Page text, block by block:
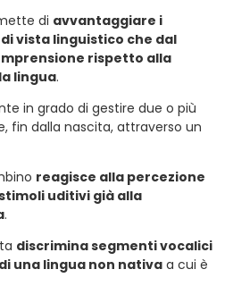
di avvantaggiare i
vista linguistico che dal
rispetto alla
lingua.
in grado di gestire due o più
fin dalla nascita, attraverso un
reagisce alla percezione
uditivi già alla
.
discrimina segmenti vocalici
una lingua non nativaa cui è